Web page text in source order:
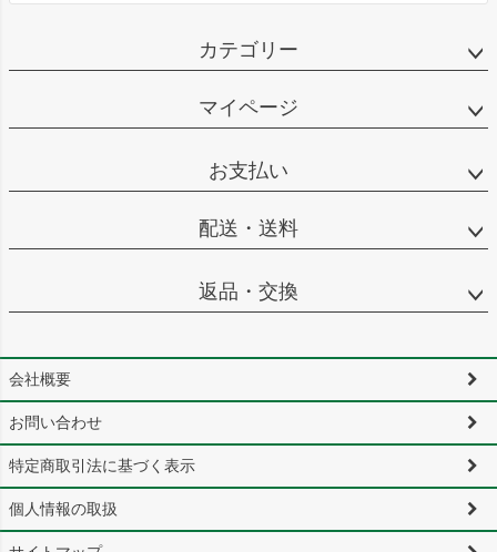
カテゴリー
マイページ
お支払い
配送・送料
返品・交換
会社概要
お問い合わせ
特定商取引法に基づく表示
個人情報の取扱